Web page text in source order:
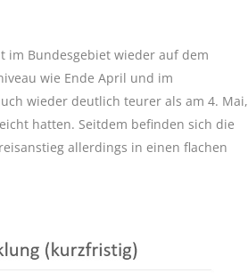
im Bundesgebiet wieder auf dem
wie Ende April und im
wieder deutlich teurer als am 4. Mai,
hatten. Seitdem befinden sich die
allerdings in einen flachen